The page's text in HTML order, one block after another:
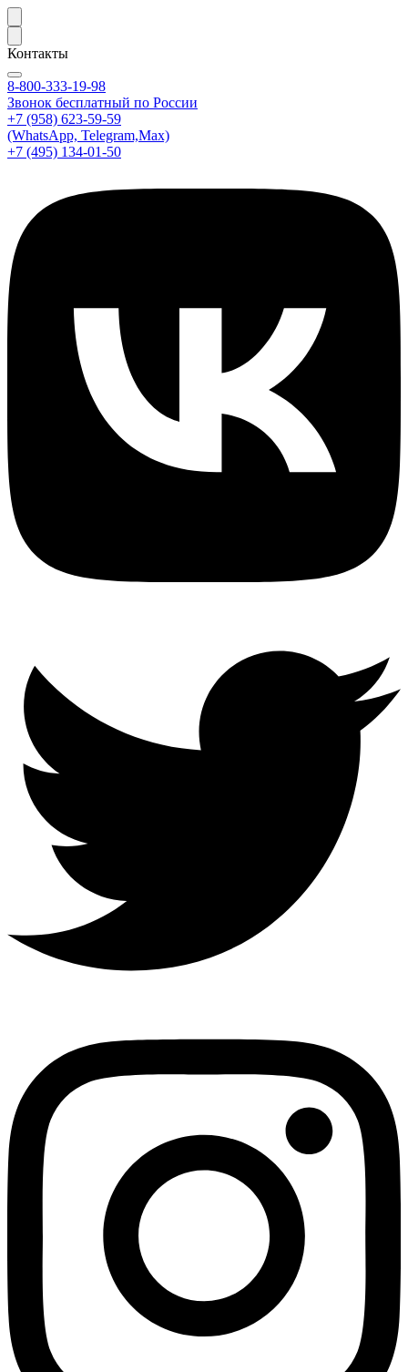
Контакты
8-800-333-19-98
Звонок бесплатный по России
+7 (958) 623-59-59
(WhatsApp, Telegram,Max)
+7 (495) 134-01-50